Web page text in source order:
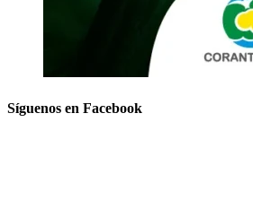
Síguenos en Facebook